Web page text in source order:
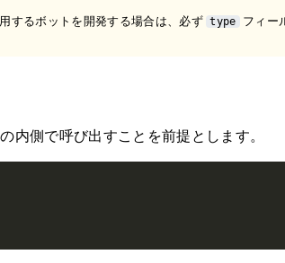
するボットを開発する場合は、必ず type
フィー
内側で呼び出すことを前提とします。